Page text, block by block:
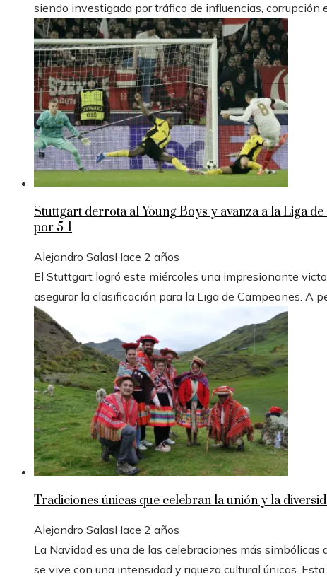
siendo investigada por tráfico de influencias, corrupción
Stuttgart derrota al Young Boys y avanza a la Liga
por 5-1
Alejandro SalasHace 2 años
El Stuttgart logró este miércoles una impresionante
asegurar la clasificación para la Liga de Campeones. A
Tradiciones únicas que celebran la unión y la
Alejandro SalasHace 2 años
La Navidad es una de las celebraciones más
se vive con una intensidad y riqueza cultural únicas.